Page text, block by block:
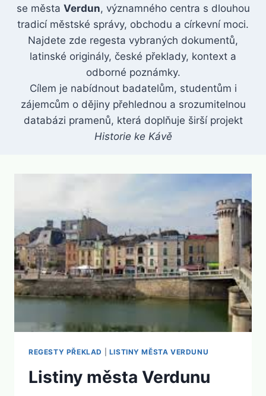
se města Verdun, významného centra s dlouhou
tradicí městské správy, obchodu a církevní moci.
Najdete zde regesta vybraných dokumentů,
latinské originály, české překlady, kontext a
odborné poznámky.
Cílem je nabídnout badatelům, studentům i
zájemcům o dějiny přehlednou a srozumitelnou
databázi pramenů, která doplňuje širší projekt
Historie ke Kávě
REGESTY PŘEKLAD LISTINY MĚSTA VERDUNU
Listiny města Verdunu